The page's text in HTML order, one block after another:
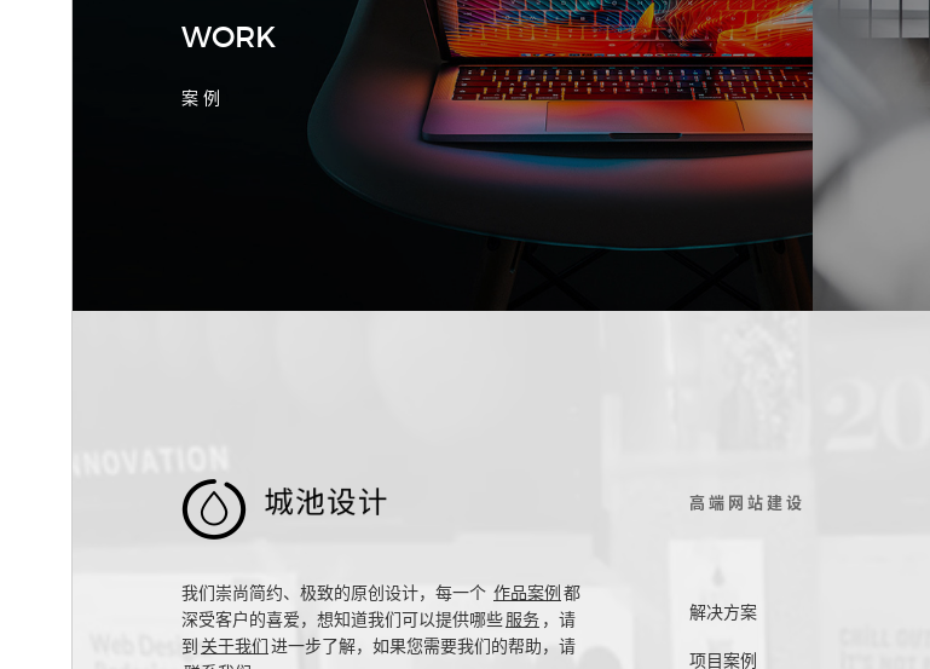
WORK
案 例

我们崇尚简约、极致的原创设计，每一个 作品案例 都
深受客户的喜爱，想知道我们可以提供哪些 服务 ，请
到 关于我们 进一步了解，如果您需要我们的帮助，请
高端网站建设
解决方案
项目案例